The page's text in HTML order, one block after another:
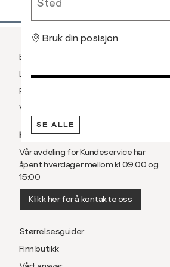
Bruk din posisjon
SE ALLE
Betaling
Levering og frakt
Retur og bytte
Vilkår
KUNDESERVICE
Vår avdeling for Kundeservice har
åpent hverdager mellom kl 09:00 og
15:00
Klikk her for å kontakte oss
Størrelsesguider
Finn butikk